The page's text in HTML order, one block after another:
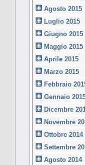
Agosto 2015
Luglio 2015
Giugno 2015
Maggio 2015
Aprile 2015
Marzo 2015
Febbraio
Gennaio
Dicembre
Novembre
Ottobre 2014
Settembre
Agosto 2014